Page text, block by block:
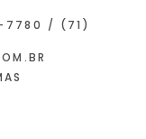
7780 / (71)